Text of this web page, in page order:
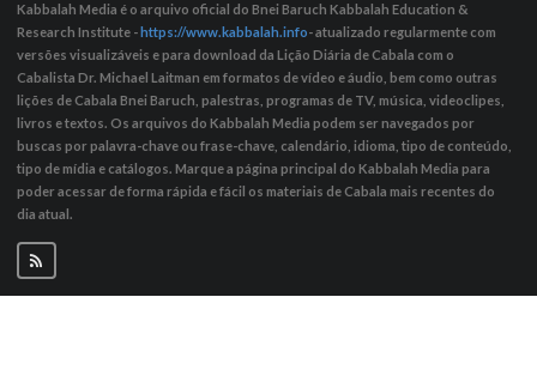
Kabbalah Media é o arquivo oficial do Bnei Baruch Kabbalah Education &
Research Institute - https://www.kabbalah.info- atualizado regularmente com
versões visualizáveis ​​e para download da Lição Diária de Cabala com o
Cabalista Dr. Michael Laitman em formatos de vídeo e áudio, bem como outras
lições de Cabala Bnei Baruch, palestras, programas de TV, música, videoclipes,
livros e textos. Os arquivos do Kabbalah Media podem ser navegados por
buscas por palavra-chave ou frase-chave, calendário, idioma, tipo de conteúdo,
tipo de mídia e catálogos. Marque a página principal do Kabbalah Media para
poder acessar de forma rápida e fácil os materiais de Cabala mais recentes do
dia atual.